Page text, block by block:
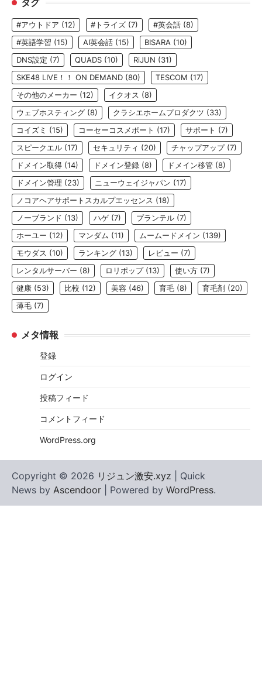
タグ
#アウトドア (12) #トライズ (7) #英会話 (8)
#英語学習 (15) AI英会話 (15) BISARA (10)
DNS設定 (7) QUADS (10) RiJUN (31)
SKE48 LIVE！！ ON DEMAND (80) TESCOM (17)
その他のメーカー (12) イクオス (8)
ウェブホスティング (8) クラシエホームプロダクツ (33)
コイズミ (15) コーセーコスメポート (17) サポート (7)
スピークエル (17) セキュリティ (20) チャップアップ(7)
ドメイン取得 (14) ドメイン登録 (8) ドメイン移管 (8)
ドメイン管理 (23) ニューウェイジャパン (17)
ノコアヘアサポートスカルプエッセンス (18)
ノーブランド (13) ハゲ (7) プランテル (7)
ホーユー (12) マンダム (11) ムームードメイン (139)
モウダス (10) ランキング (13) レビュー (7)
レンタルサーバー (8) ロリポップ(13) 使い方 (7)
健康 (53) 比較 (12) 美容 (46) 育毛 (8) 育毛剤 (20)
薄毛 (7)
メタ情報
登録
ログイン
投稿フィード
コメントフィード
WordPress.org
Copyright © 2026 リジュン激安.xyz | Quick
News by Ascendoor | Powered by WordPress.